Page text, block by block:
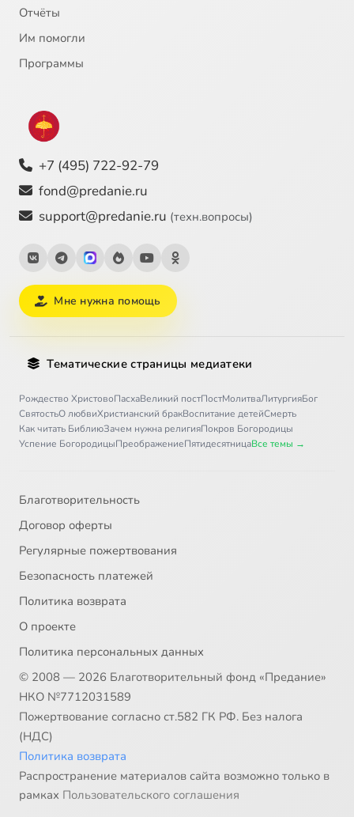
Отчёты
Им помогли
Программы
+7 (495) 722-92-79
fond@predanie.ru
support@predanie.ru (техн.вопросы)
Мне нужна помощь
Тематические страницы медиатеки
Рождество ХристовоПасхаВеликий постПостМолитваЛитургияБог
СвятостьО любвиХристианский бракВоспитание детейСмерть
Как читать БиблиюЗачем нужна религияПокров Богородицы
Успение БогородицыПреображениеПятидесятницаВсе темы →
Благотворительность
Договор оферты
Регулярные пожертвования
Безопасность платежей
Политика возврата
О проекте
Политика персональных данных
© 2008 — 2026 Благотворительный фонд «Предание»
НКО №7712031589
Пожертвование согласно ст.582 ГК РФ. Без налога
(НДС)
Политика возврата
Распространение материалов сайта возможно только в
рамках Пользовательского соглашения